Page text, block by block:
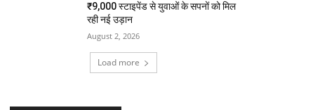
₹9,000 स्टाइपेंड से युवाओं के सपनों को मिल
रही नई उड़ान
August 2, 2026
Load more